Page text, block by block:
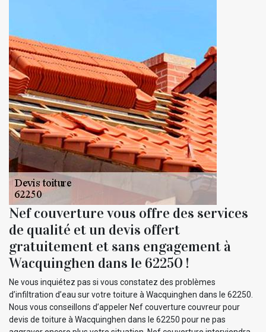
Nef couverture vous offre des services
de qualité et un devis offert
gratuitement et sans engagement à
Wacquinghen dans le 62250 !
Ne vous inquiétez pas si vous constatez des problèmes
d’infiltration d’eau sur votre toiture à Wacquinghen dans le 62250.
Nous vous conseillons d’appeler Nef couverture couvreur pour
devis de toiture à Wacquinghen dans le 62250 pour ne pas